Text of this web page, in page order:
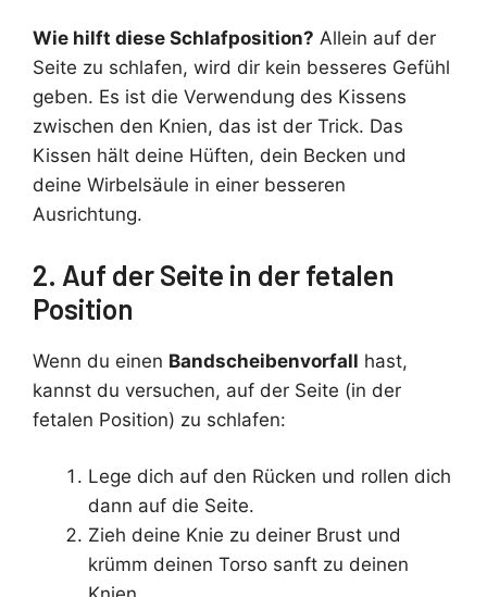
Wie hilft diese Schlafposition? Allein auf der
Seite zu schlafen, wird dir kein besseres Gefühl
geben. Es ist die Verwendung des Kissens
zwischen den Knien, das ist der Trick. Das
Kissen hält deine Hüften, dein Becken und
deine Wirbelsäule in einer besseren
Ausrichtung.
2. Auf der Seite in der fetalen
Position
Wenn du einen Bandscheibenvorfall hast,
kannst du versuchen, auf der Seite (in der
fetalen Position) zu schlafen:
Lege dich auf den Rücken und rollen dich
dann auf die Seite.
Zieh deine Knie zu deiner Brust und
krümm deinen Torso sanft zu deinen